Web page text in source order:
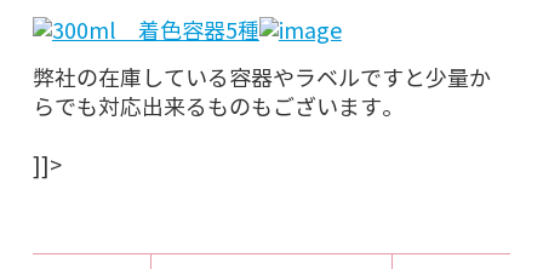
弊社の在庫している容器やラベルですと少量か
らでも対応出来るものもございます。
]]>